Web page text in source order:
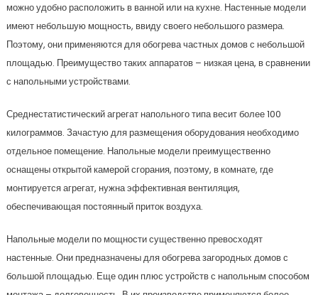
можно удобно расположить в ванной или на кухне. Настенные модели
имеют небольшую мощность, ввиду своего небольшого размера.
Поэтому, они применяются для обогрева частных домов с небольшой
площадью. Преимущество таких аппаратов – низкая цена, в сравнении
с напольными устройствами.
Среднестатистический агрегат напольного типа весит более 100
килограммов. Зачастую для размещения оборудования необходимо
отдельное помещение. Напольные модели преимущественно
оснащены открытой камерой сгорания, поэтому, в комнате, где
монтируется агрегат, нужна эффективная вентиляция,
обеспечивающая постоянный приток воздуха.
Напольные модели по мощности существенно превосходят
настенные. Они предназначены для обогрева загородных домов с
большой площадью. Еще один плюс устройств с напольным способом